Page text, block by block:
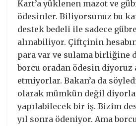
Kart’a yüklenen mazot ve
ödesinler. Biliyorsunuz bu
destek bedeli ile sadece
alınabiliyor. Çiftçinin
para var ve sulama birliğine
borcu oradan ödesin diyoruz
etmiyorlar. Bakan’a da
olarak mümkün değil
yapılabilecek bir iş. Bizim
yıl sonra ödeniyor. Ama